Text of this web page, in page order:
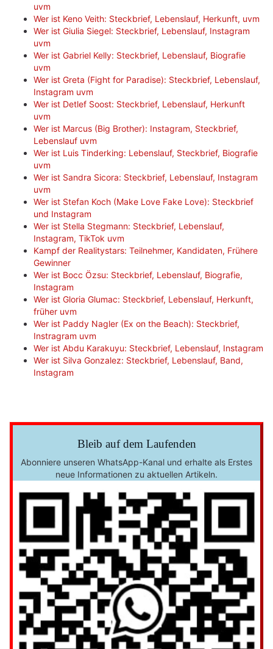
uvm
Wer ist Keno Veith: Steckbrief, Lebenslauf, Herkunft, uvm
Wer ist Giulia Siegel: Steckbrief, Lebenslauf, Instagram
uvm
Wer ist Gabriel Kelly: Steckbrief, Lebenslauf, Biografie
uvm
Wer ist Greta (Fight for Paradise): Steckbrief, Lebenslauf,
Instagram uvm
Wer ist Detlef Soost: Steckbrief, Lebenslauf, Herkunft
uvm
Wer ist Marcus (Big Brother): Instagram, Steckbrief,
Lebenslauf uvm
Wer ist Luis Tinderking: Lebenslauf, Steckbrief, Biografie
uvm
Wer ist Sandra Sicora: Steckbrief, Lebenslauf, Instagram
uvm
Wer ist Stefan Koch (Make Love Fake Love): Steckbrief
und Instagram
Wer ist Stella Stegmann: Steckbrief, Lebenslauf,
Instagram, TikTok uvm
Kampf der Realitystars: Teilnehmer, Kandidaten, Frühere
Gewinner
Wer ist Bocc Özsu: Steckbrief, Lebenslauf, Biografie,
Instagram
Wer ist Gloria Glumac: Steckbrief, Lebenslauf, Herkunft,
früher uvm
Wer ist Paddy Nagler (Ex on the Beach): Steckbrief,
Instragram uvm
Wer ist Abdu Karakuyu: Steckbrief, Lebenslauf, Instagram
Wer ist Silva Gonzalez: Steckbrief, Lebenslauf, Band,
Instagram
Bleib auf dem Laufenden
Abonniere unseren WhatsApp-Kanal und erhalte als Erstes
neue Informationen zu aktuellen Artikeln.